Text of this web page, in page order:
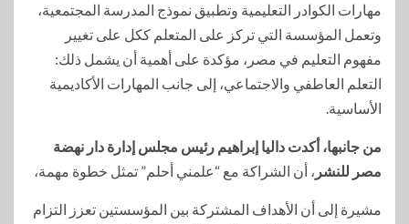
مهارات الكوادر التعليمية وتطبيق نموذج المدرسة المجتمعية،
وتعمل المؤسسة التي تركز على المتعلم ككل على تغيير
مفهوم التعليم في مصر، مؤكدة على أهمية أن يشمل ذلك:
التعلم العاطفي والاجتماعي، إلى جانب المهارات الأكاديمية
الأساسية.
من جانبها، أكدت داليا إبراهيم رئيس مجلس إدارة دار نهضة
مصر للنشر ، أن الشراكة مع “علمني أحلم” تمثل خطوة مهمة،
مشيرة إلى أن الأهداف المشتركة بين المؤسستين تعزز التزام